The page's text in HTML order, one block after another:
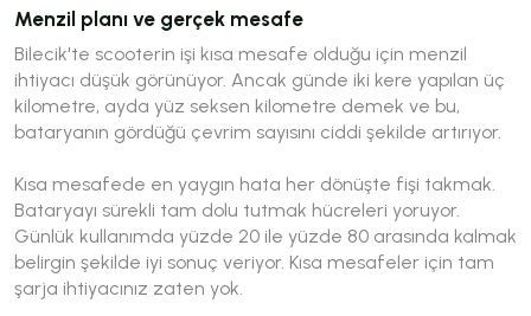
Menzil planı ve gerçek mesafe
Bilecik'te scooterin işi kısa mesafe olduğu için menzil
ihtiyacı düşük görünüyor. Ancak günde iki kere yapılan üç
kilometre, ayda yüz seksen kilometre demek ve bu,
bataryanın gördüğü çevrim sayısını ciddi şekilde artırıyor.
Kısa mesafede en yaygın hata her dönüşte fişi takmak.
Bataryayı sürekli tam dolu tutmak hücreleri yoruyor.
Günlük kullanımda yüzde 20 ile yüzde 80 arasında kalmak
belirgin şekilde iyi sonuç veriyor. Kısa mesafeler için tam
şarja ihtiyacınız zaten yok.